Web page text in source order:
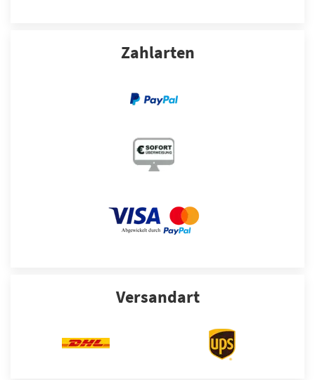
Zahlarten
Versandart